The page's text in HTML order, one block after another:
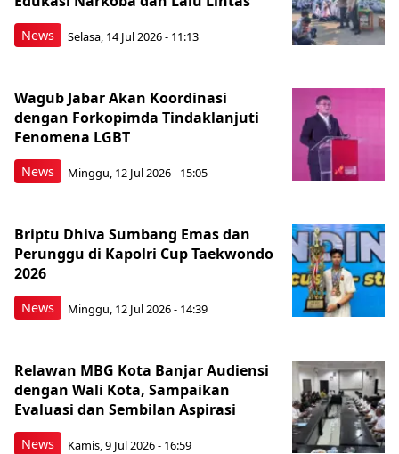
News Selasa, 14 Jul 2026 - 11:13
News
Wagub Jabar Akan Koordinasi
dengan Forkopimda Tindaklanjuti
Fenomena LGBT
Minggu, 12 Jul 2026 - 15:05
News
Briptu Dhiva Sumbang Emas dan
Perunggu di Kapolri Cup Taekwondo
2026
Minggu, 12 Jul 2026 - 14:39
News
Relawan MBG Kota Banjar Audiensi
dengan Wali Kota, Sampaikan
Evaluasi dan Sembilan Aspirasi
Kamis, 9 Jul 2026 - 16:59